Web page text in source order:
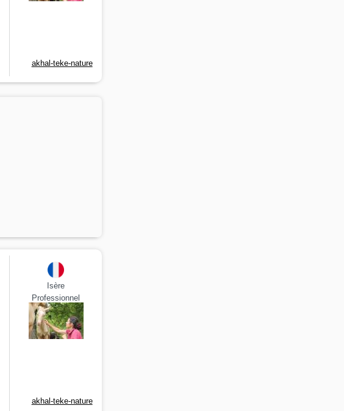
akhal-teke-nature
Isère
Professionnel
akhal-teke-nature